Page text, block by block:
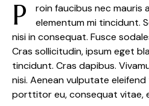
P
roin faucibus nec mauris
elementum mi tincidunt.
nisi in consequat. Fusce
Cras sollicitudin, ipsum eget
tincidunt. Cras dapibus.
nisi. Aenean vulputate eleifend
porttitor eu, consequat vitae,